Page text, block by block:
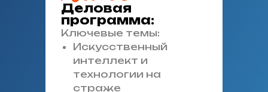
Деловая
программа:
Ключевые темы:
Искусственный
интеллект и
технологии на
страже